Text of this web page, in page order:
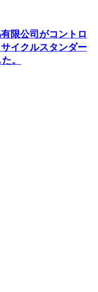
限公司がコントロ
イクルスタンダー
。